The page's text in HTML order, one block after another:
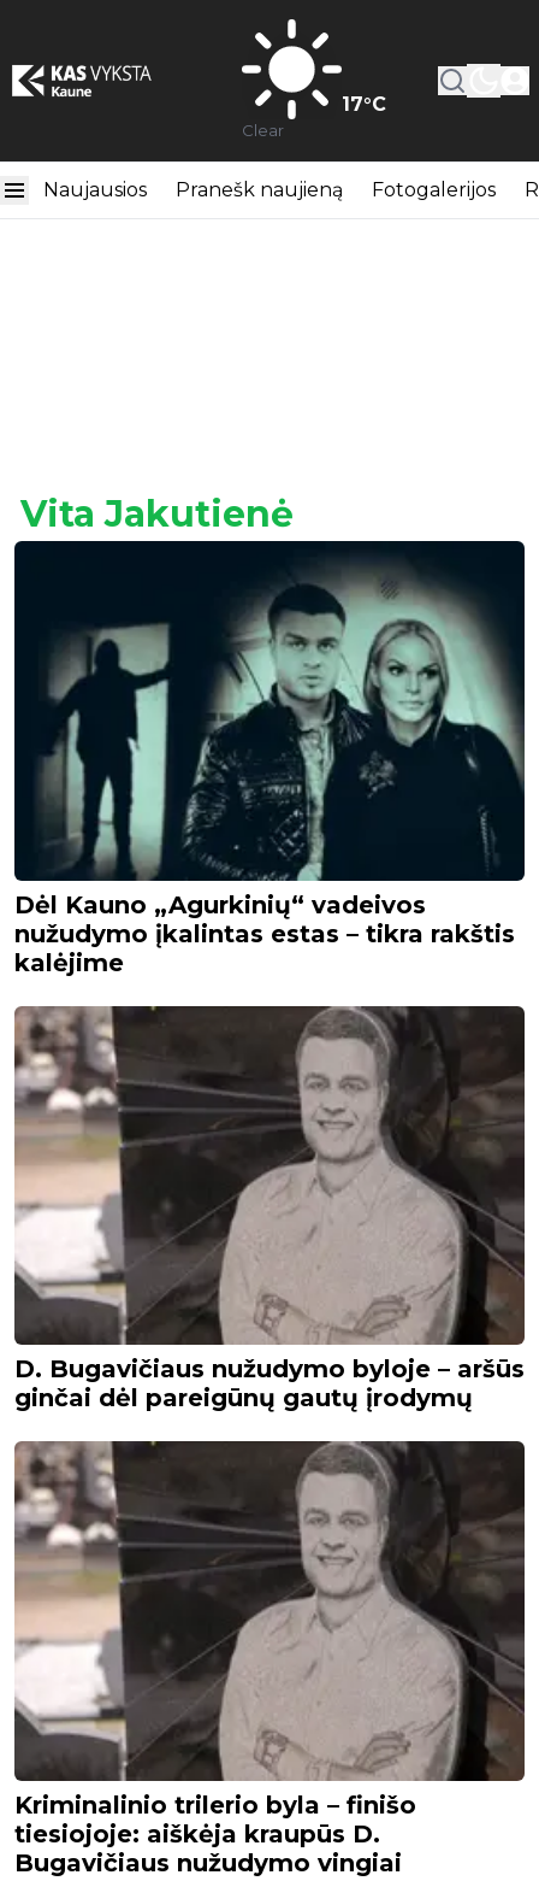
17°C
Clear
Naujausios Pranešk naujieną Fotogalerijos
Vita Jakutienė
Dėl Kauno „Agurkinių“ vadeivos
nužudymo įkalintas estas – tikra rakštis
kalėjime
D. Bugavičiaus nužudymo byloje – aršūs
ginčai dėl pareigūnų gautų įrodymų
Kriminalinio trilerio byla – finišo
tiesiojoje: aiškėja kraupūs D.
Bugavičiaus nužudymo vingiai